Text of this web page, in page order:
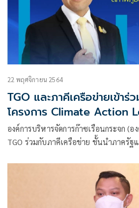
22 พฤศจิกายน 2564
TGO และภาคีเครือข่ายเข้าร่
โครงการ Climate Action
(รุ่น 1) เวทีของผู้นำเพื่อรวมพลังความคิด
หยุดวิกฤติโลกร้อน
องค์การบริหารจัดการก๊าซเรือนกระจก (
TGO ร่วมกับภาคีเครือข่าย ชั้นนำภาค